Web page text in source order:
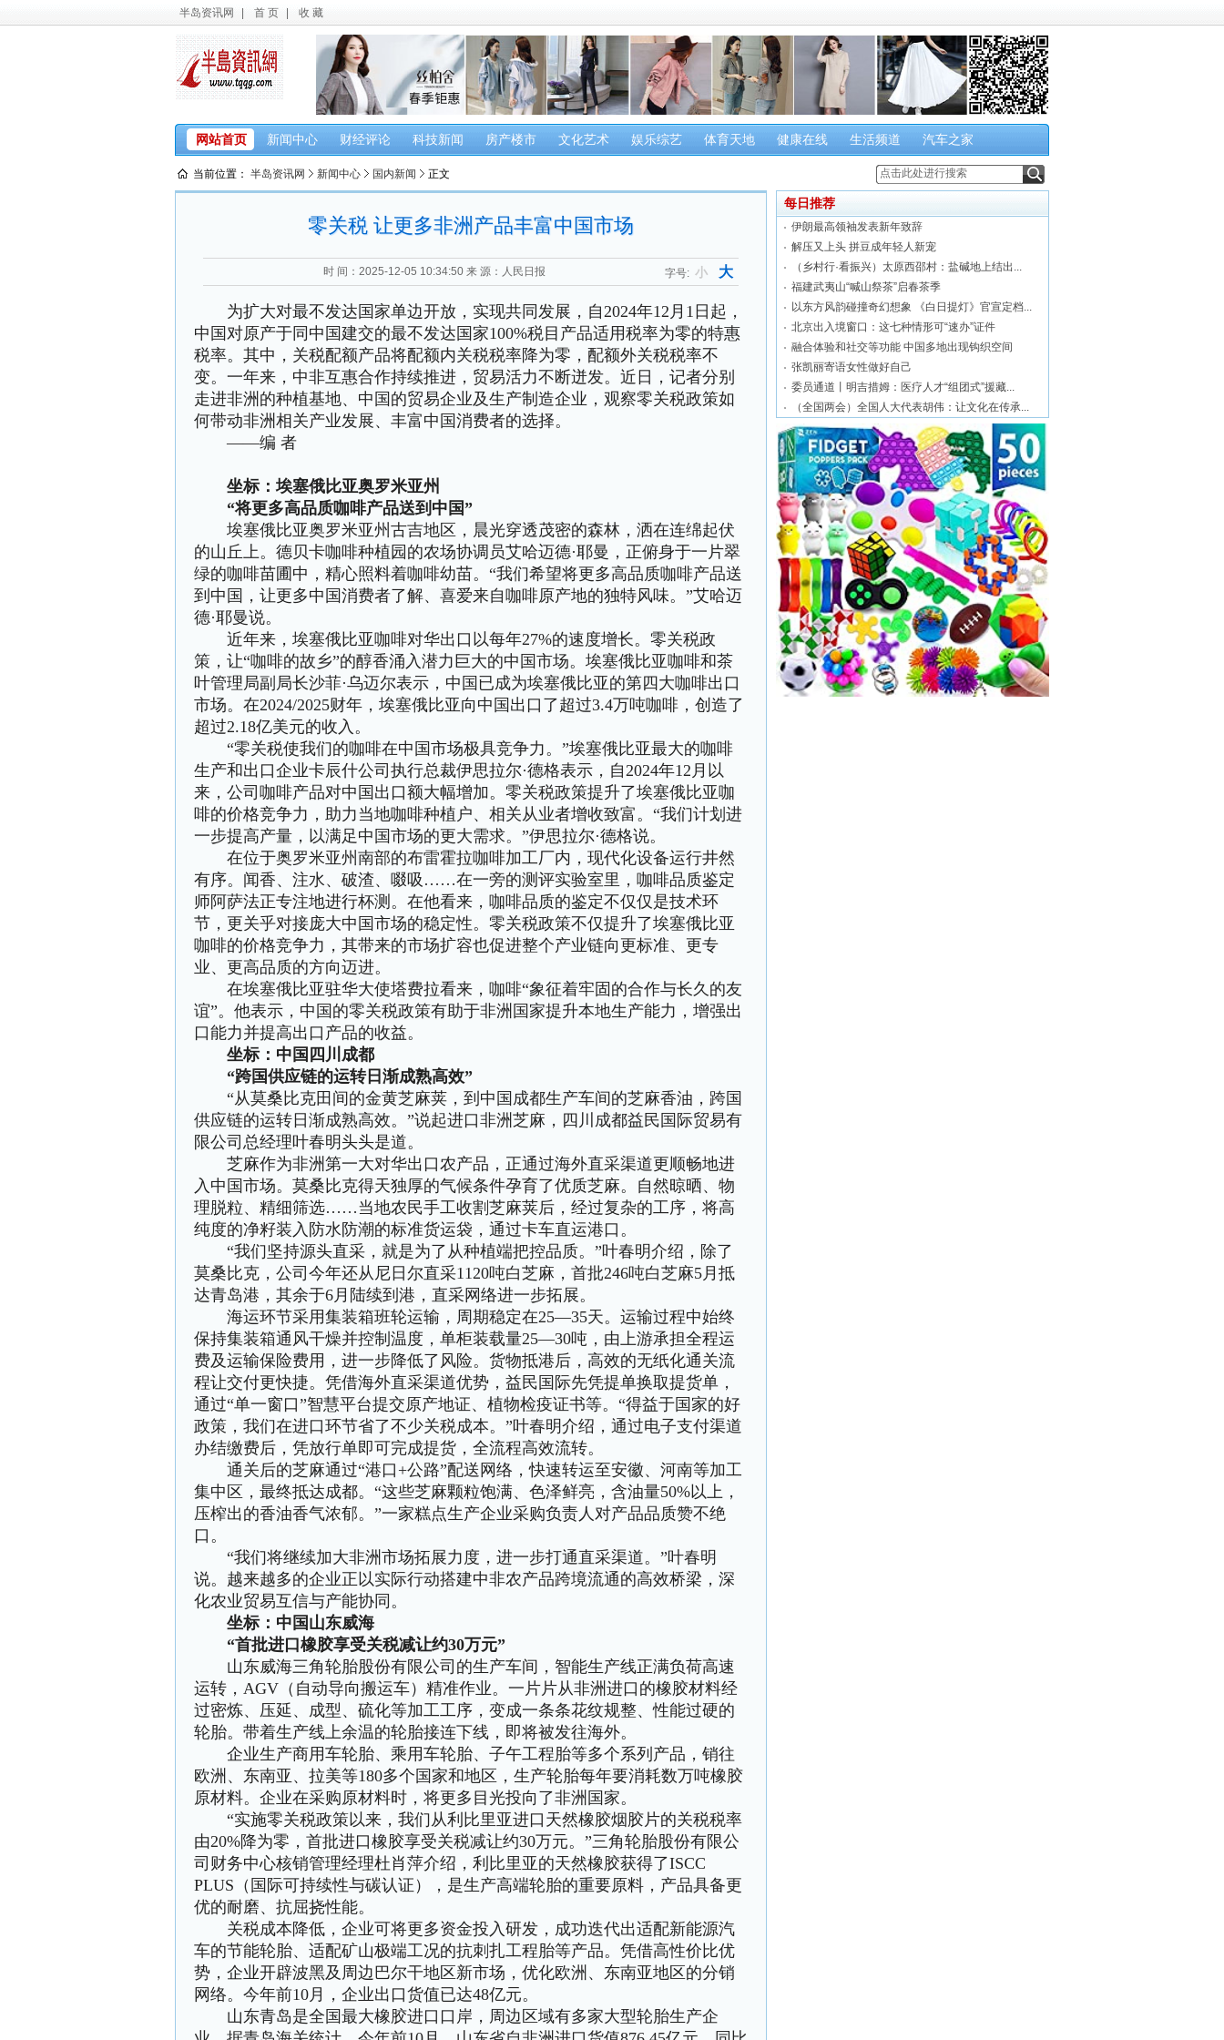
半岛资讯网 首 页 收 藏
网站首页 新闻中心 财经评论 科技新闻 房产楼市 文化艺术 娱乐综艺 体育天地 健康在线 生活频道 汽车之家
当前位置： 半岛资讯网 新闻中心 国内新闻 正文
零关税 让更多非洲产品丰富中国市场
字号: 小 大
时 间：2025-12-05 10:34:50 来 源：人民日报
为扩大对最不发达国家单边开放，实现共同发展，自2024年12月1日起，
中国对原产于同中国建交的最不发达国家100%税目产品适用税率为零的特惠
税率。其中，关税配额产品将配额内关税税率降为零，配额外关税税率不
变。一年来，中非互惠合作持续推进，贸易活力不断迸发。近日，记者分别
走进非洲的种植基地、中国的贸易企业及生产制造企业，观察零关税政策如
何带动非洲相关产业发展、丰富中国消费者的选择。
——编 者
坐标：埃塞俄比亚奥罗米亚州
“将更多高品质咖啡产品送到中国”
埃塞俄比亚奥罗米亚州古吉地区，晨光穿透茂密的森林，洒在连绵起伏
的山丘上。德贝卡咖啡种植园的农场协调员艾哈迈德·耶曼，正俯身于一片翠
绿的咖啡苗圃中，精心照料着咖啡幼苗。“我们希望将更多高品质咖啡产品送
到中国，让更多中国消费者了解、喜爱来自咖啡原产地的独特风味。”艾哈迈
德·耶曼说。
近年来，埃塞俄比亚咖啡对华出口以每年27%的速度增长。零关税政
策，让“咖啡的故乡”的醇香涌入潜力巨大的中国市场。埃塞俄比亚咖啡和茶
叶管理局副局长沙菲·乌迈尔表示，中国已成为埃塞俄比亚的第四大咖啡出口
市场。在2024/2025财年，埃塞俄比亚向中国出口了超过3.4万吨咖啡，创造了
超过2.18亿美元的收入。
“零关税使我们的咖啡在中国市场极具竞争力。”埃塞俄比亚最大的咖啡
生产和出口企业卡辰什公司执行总裁伊思拉尔·德格表示，自2024年12月以
来，公司咖啡产品对中国出口额大幅增加。零关税政策提升了埃塞俄比亚咖
啡的价格竞争力，助力当地咖啡种植户、相关从业者增收致富。“我们计划进
一步提高产量，以满足中国市场的更大需求。”伊思拉尔·德格说。
在位于奥罗米亚州南部的布雷霍拉咖啡加工厂内，现代化设备运行井然
有序。闻香、注水、破渣、啜吸……在一旁的测评实验室里，咖啡品质鉴定
师阿萨法正专注地进行杯测。在他看来，咖啡品质的鉴定不仅仅是技术环
节，更关乎对接庞大中国市场的稳定性。零关税政策不仅提升了埃塞俄比亚
咖啡的价格竞争力，其带来的市场扩容也促进整个产业链向更标准、更专
业、更高品质的方向迈进。
在埃塞俄比亚驻华大使塔费拉看来，咖啡“象征着牢固的合作与长久的友
谊”。他表示，中国的零关税政策有助于非洲国家提升本地生产能力，增强出
口能力并提高出口产品的收益。
坐标：中国四川成都
“跨国供应链的运转日渐成熟高效”
“从莫桑比克田间的金黄芝麻荚，到中国成都生产车间的芝麻香油，跨国
供应链的运转日渐成熟高效。”说起进口非洲芝麻，四川成都益民国际贸易有
限公司总经理叶春明头头是道。
芝麻作为非洲第一大对华出口农产品，正通过海外直采渠道更顺畅地进
入中国市场。莫桑比克得天独厚的气候条件孕育了优质芝麻。自然晾晒、物
理脱粒、精细筛选……当地农民手工收割芝麻荚后，经过复杂的工序，将高
纯度的净籽装入防水防潮的标准货运袋，通过卡车直运港口。
“我们坚持源头直采，就是为了从种植端把控品质。”叶春明介绍，除了
莫桑比克，公司今年还从尼日尔直采1120吨白芝麻，首批246吨白芝麻5月抵
达青岛港，其余于6月陆续到港，直采网络进一步拓展。
海运环节采用集装箱班轮运输，周期稳定在25—35天。运输过程中始终
保持集装箱通风干燥并控制温度，单柜装载量25—30吨，由上游承担全程运
费及运输保险费用，进一步降低了风险。货物抵港后，高效的无纸化通关流
程让交付更快捷。凭借海外直采渠道优势，益民国际先凭提单换取提货单，
通过“单一窗口”智慧平台提交原产地证、植物检疫证书等。“得益于国家的好
政策，我们在进口环节省了不少关税成本。”叶春明介绍，通过电子支付渠道
办结缴费后，凭放行单即可完成提货，全流程高效流转。
通关后的芝麻通过“港口+公路”配送网络，快速转运至安徽、河南等加工
集中区，最终抵达成都。“这些芝麻颗粒饱满、色泽鲜亮，含油量50%以上，
压榨出的香油香气浓郁。”一家糕点生产企业采购负责人对产品品质赞不绝
口。
“我们将继续加大非洲市场拓展力度，进一步打通直采渠道。”叶春明
说。越来越多的企业正以实际行动搭建中非农产品跨境流通的高效桥梁，深
化农业贸易互信与产能协同。
坐标：中国山东威海
“首批进口橡胶享受关税减让约30万元”
山东威海三角轮胎股份有限公司的生产车间，智能生产线正满负荷高速
运转，AGV（自动导向搬运车）精准作业。一片片从非洲进口的橡胶材料经
过密炼、压延、成型、硫化等加工工序，变成一条条花纹规整、性能过硬的
轮胎。带着生产线上余温的轮胎接连下线，即将被发往海外。
企业生产商用车轮胎、乘用车轮胎、子午工程胎等多个系列产品，销往
欧洲、东南亚、拉美等180多个国家和地区，生产轮胎每年要消耗数万吨橡胶
原材料。企业在采购原材料时，将更多目光投向了非洲国家。
“实施零关税政策以来，我们从利比里亚进口天然橡胶烟胶片的关税税率
由20%降为零，首批进口橡胶享受关税减让约30万元。”三角轮胎股份有限公
司财务中心核销管理经理杜肖萍介绍，利比里亚的天然橡胶获得了ISCC
PLUS（国际可持续性与碳认证），是生产高端轮胎的重要原料，产品具备更
优的耐磨、抗屈挠性能。
关税成本降低，企业可将更多资金投入研发，成功迭代出适配新能源汽
车的节能轮胎、适配矿山极端工况的抗刺扎工程胎等产品。凭借高性价比优
势，企业开辟波黑及周边巴尔干地区新市场，优化欧洲、东南亚地区的分销
网络。今年前10月，企业出口货值已达48亿元。
山东青岛是全国最大橡胶进口口岸，周边区域有多家大型轮胎生产企
每日推荐
伊朗最高领袖发表新年致辞
解压又上头 拼豆成年轻人新宠
（乡村行·看振兴）太原西邵村：盐碱地上结出...
福建武夷山“喊山祭茶”启春茶季
以东方风韵碰撞奇幻想象 《白日提灯》官宣定档...
北京出入境窗口：这七种情形可“速办”证件
融合体验和社交等功能 中国多地出现钩织空间
张凯丽寄语女性做好自己
委员通道丨明吉措姆：医疗人才“组团式”援藏...
（全国两会）全国人大代表胡伟：让文化在传承...